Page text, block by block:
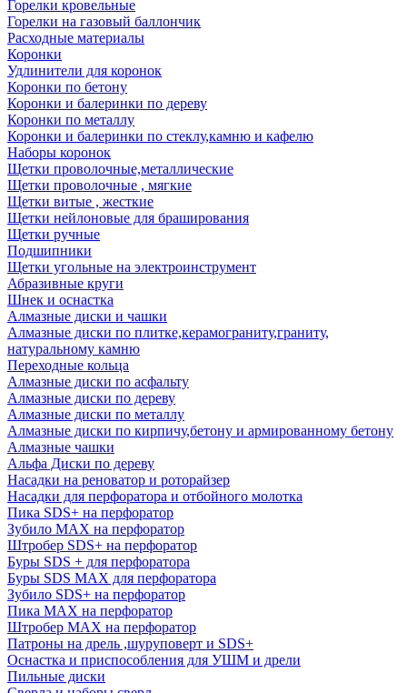
Горелки кровельные
Горелки на газовый баллончик
Расходные материалы
Коронки
Удлинители для коронок
Коронки по бетону
Коронки и балеринки по дереву
Коронки по металлу
Коронки и балеринки по стеклу,камню и кафелю
Наборы коронок
Щетки проволочные,металлические
Щетки проволочные , мягкие
Щетки витые , жесткие
Щетки нейлоновые для браширования
Щетки ручные
Подшипники
Щетки угольные на электроинструмент
Абразивные круги
Шнек и оснастка
Алмазные диски и чашки
Алмазные диски по плитке,керамограниту,граниту,
натуральному камню
Переходные кольца
Алмазные диски по асфальту
Алмазные диски по дереву
Алмазные диски по металлу
Алмазные диски по кирпичу,бетону и армированному бетону
Алмазные чашки
Альфа Диски по дереву
Насадки на реноватор и роторайзер
Насадки для перфоратора и отбойного молотка
Пика SDS+ на перфоратор
Зубило MAX на перфоратор
Штробер SDS+ на перфоратор
Буры SDS + для перфоратора
Буры SDS MAX для перфоратора
Зубило SDS+ на перфоратор
Пика MAX на перфоратор
Штробер MAX на перфоратор
Патроны на дрель ,шуруповерт и SDS+
Оснастка и приспособления для УШМ и дрели
Пильные диски